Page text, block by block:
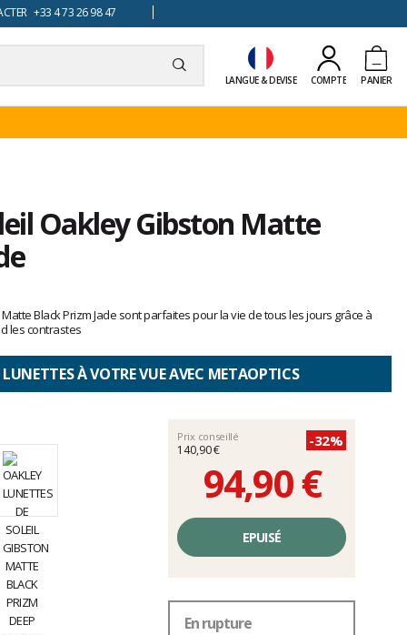
+33 4 73 26 98 47
LANGUE & DEVISE COMPTE PANIER
Oakley Gibston Matte
Black Prizm Jade sont parfaites pour la vie de tous les jours grâce à
les contrastes
À VOTRE VUE AVEC METAOPTICS
Prix conseillé
140,90 €
-32%
94,90 €
Prix
unitaire,
hors
frais
EPUISÉ
En rupture